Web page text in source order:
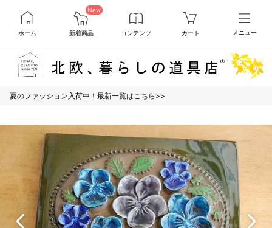
ホーム
New
新着商品 コンテンツ カート メニュー
夏のファッション入荷中！最新一覧はこちら>>